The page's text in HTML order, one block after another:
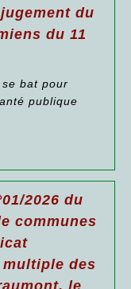
du
du 11
bat pour
publique
2026 du
communes
des
le